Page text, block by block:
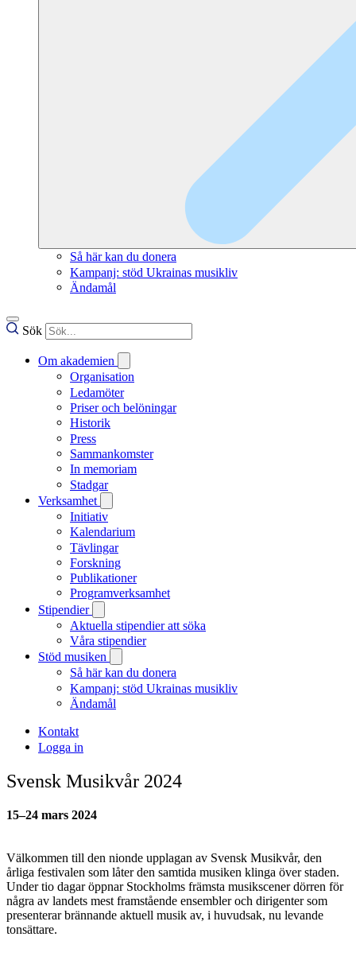
Så här kan du donera
Kampanj: stöd Ukrainas musikliv
Ändamål
Sök
Om akademien
Organisation
Ledamöter
Priser och belöningar
Historik
Press
Sammankomster
In memoriam
Stadgar
Verksamhet
Initiativ
Kalendarium
Tävlingar
Forskning
Publikationer
Programverksamhet
Stipendier
Aktuella stipendier att söka
Våra stipendier
Stöd musiken
Så här kan du donera
Kampanj: stöd Ukrainas musikliv
Ändamål
Kontakt
Logga in
Svensk Musikvår 2024
15–24 mars 2024
Välkommen till den nionde upplagan av Svensk Musikvår, den
årliga festivalen som låter den samtida musiken klinga över staden.
Under tio dagar öppnar Stockholms främsta musikscener dörren för
några av landets mest framstående ensembler och dirigenter som
presenterar brännande aktuell musik av, i huvudsak, nu levande
tonsättare.